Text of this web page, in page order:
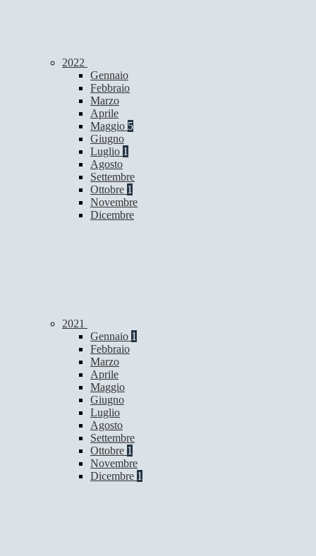
2022
Gennaio
Febbraio
Marzo
Aprile
Maggio 5
Giugno
Luglio 1
Agosto
Settembre
Ottobre 1
Novembre
Dicembre
2021
Gennaio 1
Febbraio
Marzo
Aprile
Maggio
Giugno
Luglio
Agosto
Settembre
Ottobre 1
Novembre
Dicembre 1